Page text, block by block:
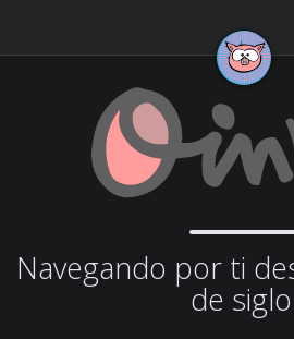
Navegando por ti
de